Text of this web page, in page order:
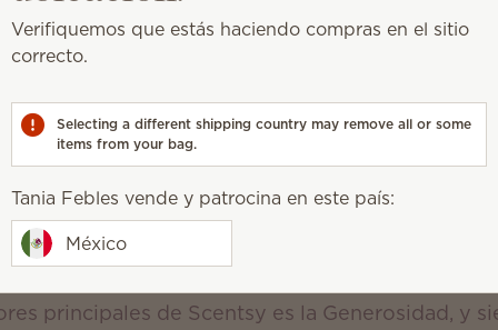
saludables
de lucro
principales de Scentsy es la Generosidad, y
Verifiquemos que estás haciendo compras en el sitio
correcto.
Selecting a different shipping country may remove all or some
items from your bag.
Tania Febles vende y patrocina en este país:
México